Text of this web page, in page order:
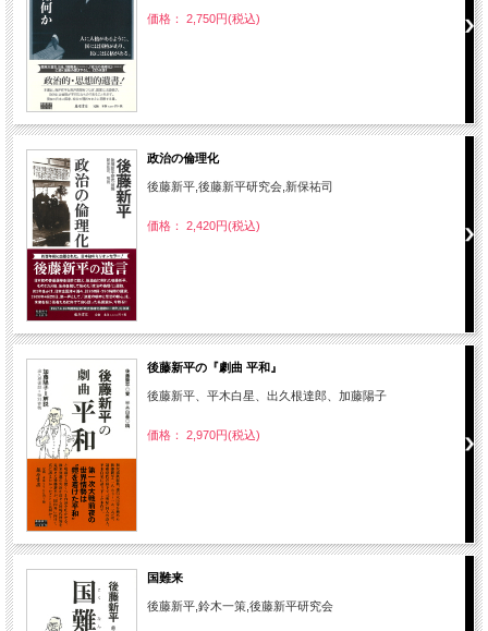
価格： 2,750円(税込)
政治の倫理化
後藤新平,後藤新平研究会,新保祐司
価格： 2,420円(税込)
後藤新平の『劇曲 平和』
後藤新平、平木白星、出久根達郎、加藤陽子
価格： 2,970円(税込)
国難来
後藤新平,鈴木一策,後藤新平研究会